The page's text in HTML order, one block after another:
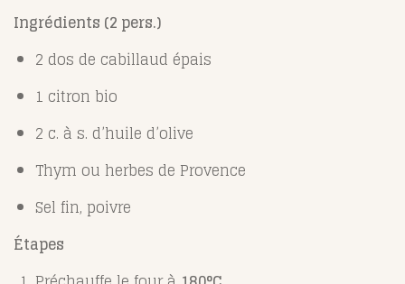
Ingrédients (2 pers.)
2 dos de cabillaud épais
1 citron bio
2 c. à s. d’huile d’olive
Thym ou herbes de Provence
Sel fin, poivre
Étapes